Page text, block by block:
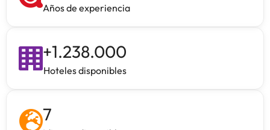
Años de experiencia
+1.238.000
Hoteles disponibles
7